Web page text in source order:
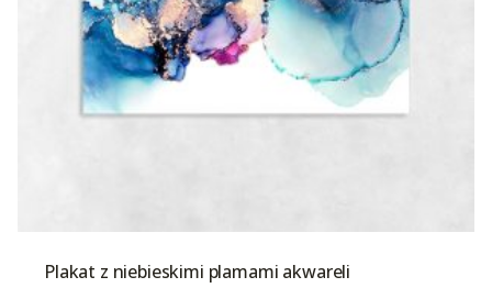
Plakat z niebieskimi plamami akwareli